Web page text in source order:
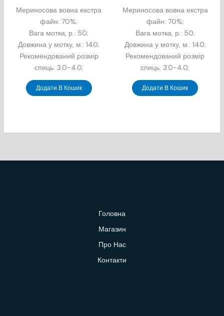
Мериносова вовна екстра
файн: 70%;
Вага мотка, р.: 50;
Довжина у мотку, м.: 140;
Рекомендований розмір
спиць: 3.0-4.0;
Додати В Кошик
Мериносова вовна екстра
файн: 70%;
Вага мотка, р.: 50;
Довжина у мотку, м.: 140;
Рекомендований розмір
спиць: 3.0-4.0;
Додати В Кошик
Головна
Магазин
Про Нас
Контакти